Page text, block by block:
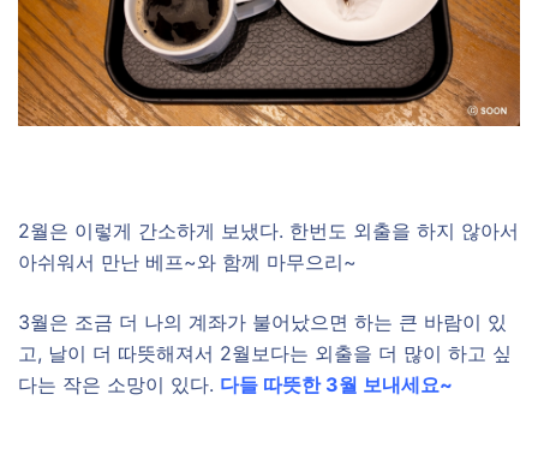
2월은 이렇게 간소하게 보냈다. 한번도 외출을 하지 않아서
아쉬워서 만난 베프~와 함께 마무으리~
3월은 조금 더 나의 계좌가 불어났으면 하는 큰 바람이 있
고, 날이 더 따뜻해져서 2월보다는 외출을 더 많이 하고 싶
다는 작은 소망이 있다. 다들 따뜻한 3월 보내세요~